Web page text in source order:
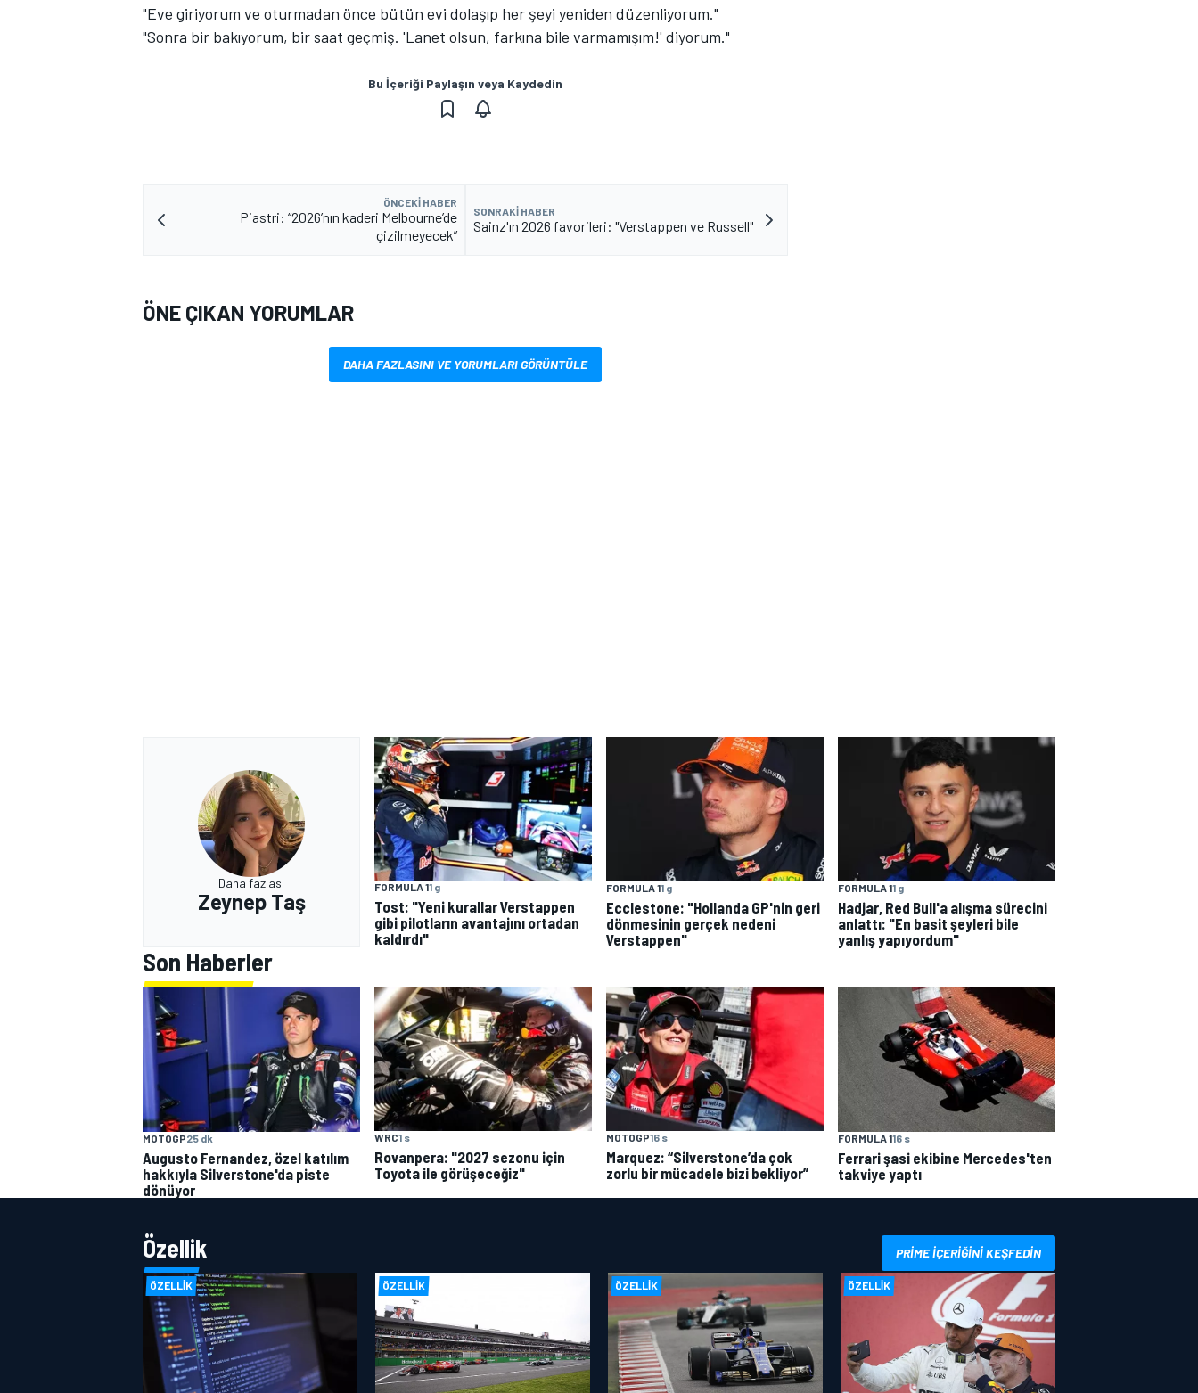
"Eve giriyorum ve oturmadan önce bütün evi dolaşıp her şeyi yeniden düzenliyorum."
"Sonra bir bakıyorum, bir saat geçmiş. 'Lanet olsun, farkına bile varmamışım!' diyorum."
Bu İçeriği Paylaşın veya Kaydedin
ÖNCEKI HABER
Piastri: “2026’nın kaderi Melbourne’de
çizilmeyecek”
SONRAKI HABER
Sainz'ın 2026 favorileri: "Verstappen ve Russell"
ÖNE ÇIKAN YORUMLAR
DAHA FAZLASINI VE YORUMLARI GÖRÜNTÜLE
Daha fazlası
Zeynep Taş
FORMULA 11 g
Tost: "Yeni kurallar Verstappen
gibi pilotların avantajını ortadan
kaldırdı"
FORMULA 11 g
Ecclestone: "Hollanda GP'nin geri
dönmesinin gerçek nedeni
Verstappen"
FORMULA 11 g
Hadjar, Red Bull'a alışma sürecini
anlattı: "En basit şeyleri bile
yanlış yapıyordum"
Son Haberler
MOTOGP25 dk
Augusto Fernandez, özel katılım
hakkıyla Silverstone'da piste
dönüyor
WRC1 s
Rovanpera: "2027 sezonu için
Toyota ile görüşeceğiz"
MOTOGP16 s
Marquez: “Silverstone’da çok
zorlu bir mücadele bizi bekliyor”
FORMULA 116 s
Ferrari şasi ekibine Mercedes'ten
takviye yaptı
Özellik PRIME IÇERIĞINI KEŞFEDIN
ÖZELLIK ÖZELLIK ÖZELLIK ÖZELLIK